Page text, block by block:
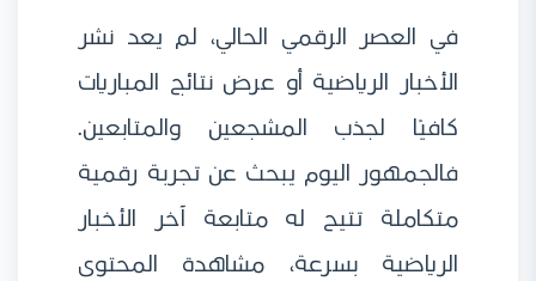
في العصر الرقمي الحالي، لم يعد نشر
الأخبار الرياضية أو عرض نتائج المباريات
كافيًا لجذب المشجعين والمتابعين.
فالجمهور اليوم يبحث عن تجربة رقمية
متكاملة تتيح له متابعة آخر الأخبار
الرياضية بسرعة، مشاهدة المحتوى